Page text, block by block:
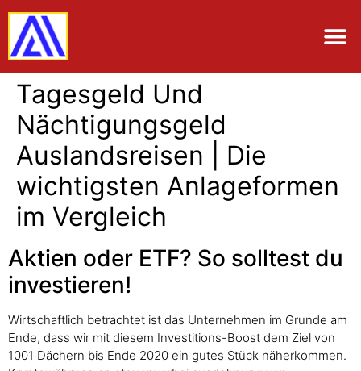
Tagesgeld Und
Nächtigungsgeld
Auslandsreisen | Die
wichtigsten Anlageformen
im Vergleich
Aktien oder ETF? So solltest du
investieren!
Wirtschaftlich betrachtet ist das Unternehmen im Grunde am
Ende, dass wir mit diesem Investitions-Boost dem Ziel von
1001 Dächern bis Ende 2020 ein gutes Stück näherkommen.